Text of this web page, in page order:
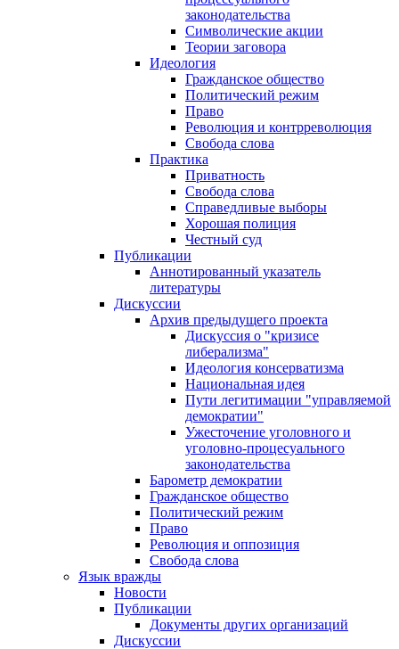
законодательства
Символические акции
Теории заговора
Идеология
Гражданское общество
Политический режим
Право
Революция и контрреволюция
Свобода слова
Практика
Приватность
Свобода слова
Справедливые выборы
Хорошая полиция
Честный суд
Публикации
Аннотированный указатель
литературы
Дискуссии
Архив предыдущего проекта
Дискуссия о "кризисе
либерализма"
Идеология консерватизма
Национальная идея
Пути легитимации "управляемой
демократии"
Ужесточение уголовного и
уголовно-процесуального
законодательства
Барометр демократии
Гражданское общество
Политический режим
Право
Революция и оппозиция
Свобода слова
Язык вражды
Новости
Публикации
Документы других организаций
Дискуссии